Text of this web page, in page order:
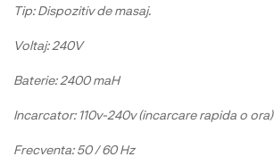
Tip: Dispozitiv de masaj.
Voltaj: 240V
Baterie: 2400 maH
Incarcator: 110v-240v (incarcare rapida o ora)
Frecventa: 50 / 60 Hz